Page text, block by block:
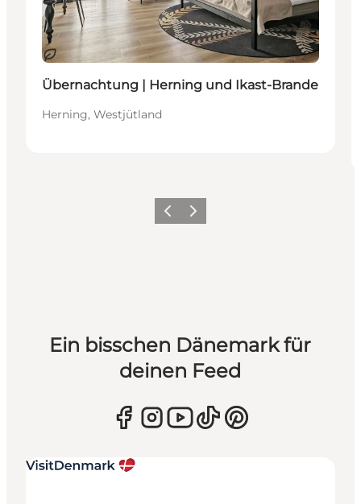
Nachhaltig
Übernachtung | Herning und Ikast-Brande
Herning, Westjütland
ZurückWeiter
Ein bisschen Dänemark für
deinen Feed